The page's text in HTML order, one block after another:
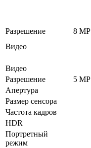
Разрешение
8 MP
Видео
Видео
Разрешение
5 MP
Апертура
Размер сенсора
Частота кадров
HDR
Портретный
режим